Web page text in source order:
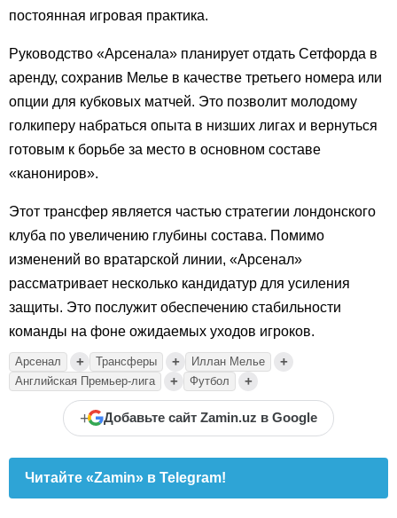
постоянная игровая практика.
Руководство «Арсенала» планирует отдать Сетфорда в
аренду, сохранив Мелье в качестве третьего номера или
опции для кубковых матчей. Это позволит молодому
голкиперу набраться опыта в низших лигах и вернуться
готовым к борьбе за место в основном составе
«канониров».
Этот трансфер является частью стратегии лондонского
клуба по увеличению глубины состава. Помимо
изменений во вратарской линии, «Арсенал»
рассматривает несколько кандидатур для усиления
защиты. Это послужит обеспечению стабильности
команды на фоне ожидаемых уходов игроков.
Арсенал + Трансферы + Иллан Мелье +
Английская Премьер-лига + Футбол +
+ Добавьте сайт Zamin.uz в Google
Читайте «Zamin» в Telegram!